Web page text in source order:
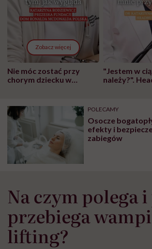
Zobacz więcej
Nie móc zostać przy
chorym dziecku w
może chyba tylko
głupota i brak
wyobraźni"
"Jestem w
należy?".
pracy
POLECAMY
Osocze
efekty i
zabiegów
Na czym polega
przebiega
lifting?